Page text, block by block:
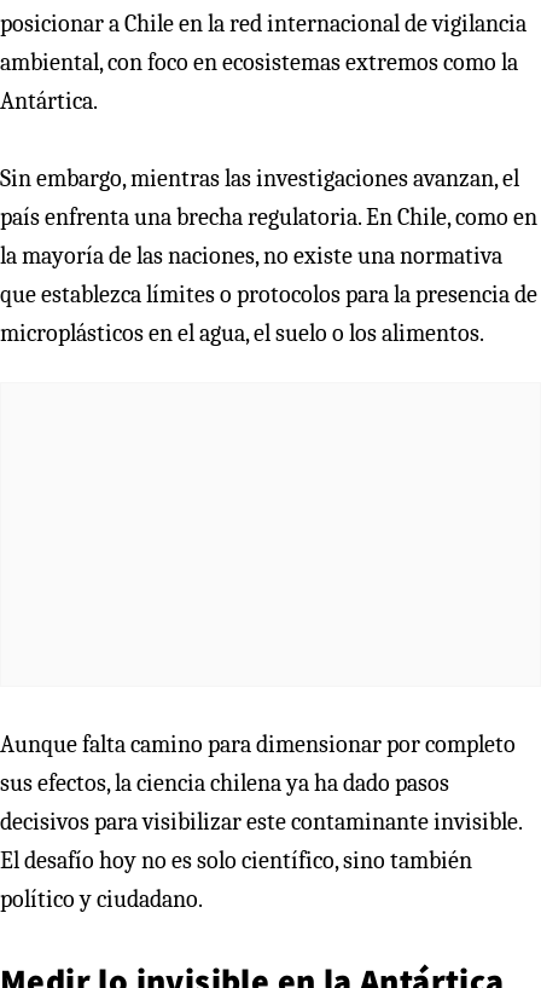
posicionar a Chile en la red internacional de vigilancia
ambiental, con foco en ecosistemas extremos como la
Antártica.
Sin embargo, mientras las investigaciones avanzan, el
país enfrenta una brecha regulatoria. En Chile, como en
la mayoría de las naciones, no existe una normativa
que establezca límites o protocolos para la presencia de
microplásticos en el agua, el suelo o los alimentos.
Aunque falta camino para dimensionar por completo
sus efectos, la ciencia chilena ya ha dado pasos
decisivos para visibilizar este contaminante invisible.
El desafío hoy no es solo científico, sino también
político y ciudadano.